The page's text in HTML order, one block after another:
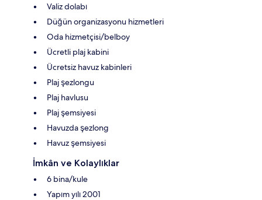
Valiz dolabı
Düğün organizasyonu hizmetleri
Oda hizmetçisi/belboy
Ücretli plaj kabini
Ücretsiz havuz kabinleri
Plaj şezlongu
Plaj havlusu
Plaj şemsiyesi
Havuzda şezlong
Havuz şemsiyesi
İmkân ve Kolaylıklar
6 bina/kule
Yapım yılı 2001